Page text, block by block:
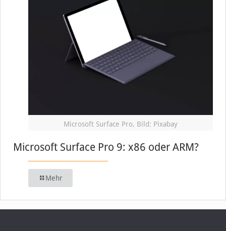
Microsoft Surface Pro, Bild: Pixabay
Microsoft Surface Pro 9: x86 oder ARM?
Mehr